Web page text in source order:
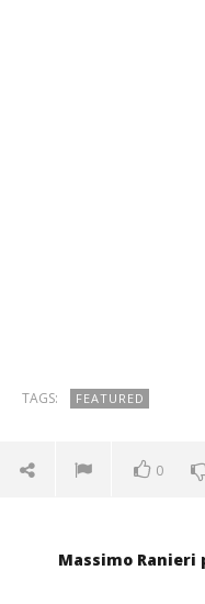
TAGS: FEATURED
0
Massimo Ranieri